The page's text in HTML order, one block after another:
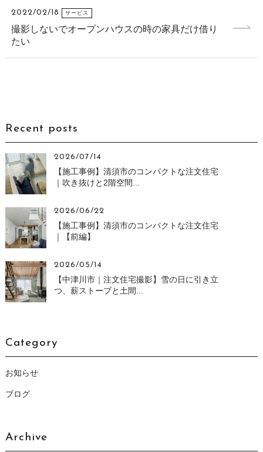
2022/02/18 サービス
撮影しないでオープンハウスの時の家具だけ借り
たい
Recent posts
2026/07/14
【施工事例】清須市のコンパクトな注文住宅
｜吹き抜けと2階空間...
2026/06/22
【施工事例】清須市のコンパクトな注文住宅
｜【前編】
2026/05/14
【中津川市｜注文住宅撮影】雪の日に引き立
つ、薪ストーブと土間...
Category
お知らせ
ブログ
Archive